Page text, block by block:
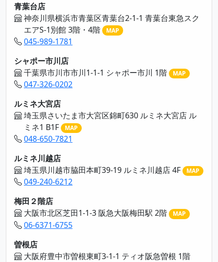
青葉台店
神奈川県横浜市青葉区青葉台2-1-1 青葉台東急スク
エアS-1別館 3階・4階
MAP
045-989-1781
シャポー市川店
千葉県市川市市川1-1-1 シャポー市川 1階
MAP
047-326-0202
ルミネ大宮店
埼玉県さいたま市大宮区錦町630 ルミネ大宮店 ル
ミネ1 B1F
MAP
048-650-7821
ルミネ川越店
埼玉県川越市脇田本町39-19 ルミネ川越店 4F
MAP
049-240-6212
梅田２階店
大阪市北区芝田1-1-3 阪急大阪梅田駅 2階
MAP
06-6371-6755
曽根店
大阪府豊中市曽根東町3-1-1 ティオ阪急曽根 1階